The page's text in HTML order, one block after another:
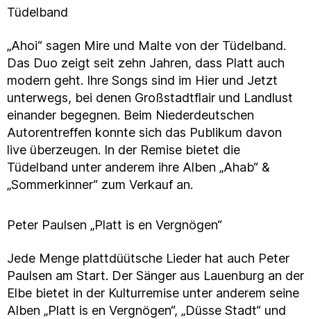
Tüdelband
„Ahoi“ sagen Mire und Malte von der Tüdelband.
Das Duo zeigt seit zehn Jahren, dass Platt auch
modern geht. Ihre Songs sind im Hier und Jetzt
unterwegs, bei denen Großstadtflair und Landlust
einander begegnen. Beim Niederdeutschen
Autorentreffen konnte sich das Publikum davon
live überzeugen. In der Remise bietet die
Tüdelband unter anderem ihre Alben „Ahab“ &
„Sommerkinner“ zum Verkauf an.
Peter Paulsen „Platt is en Vergnögen“
Jede Menge plattdüütsche Lieder hat auch Peter
Paulsen am Start. Der Sänger aus Lauenburg an der
Elbe bietet in der Kulturremise unter anderem seine
Alben „Platt is en Vergnögen“, „Düsse Stadt“ und